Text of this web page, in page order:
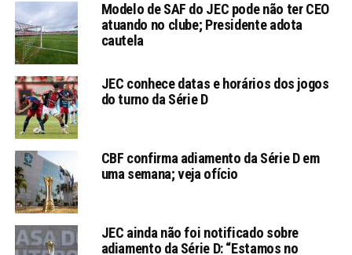
Modelo de SAF do JEC pode não ter CEO
atuando no clube; Presidente adota
cautela
JEC conhece datas e horários dos jogos
do turno da Série D
CBF confirma adiamento da Série D em
uma semana; veja ofício
JEC ainda não foi notificado sobre
adiamento da Série D: “Estamos no